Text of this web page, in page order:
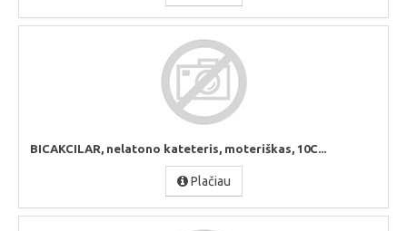
BICAKCILAR, nelatono kateteris, moteriškas, 10C...
Plačiau